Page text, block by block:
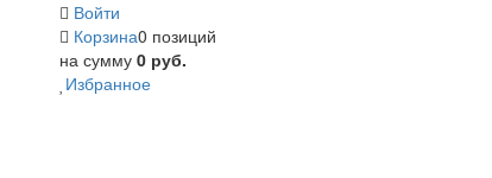
Войти
Корзина0 позиций
на сумму 0 руб.
Избранное